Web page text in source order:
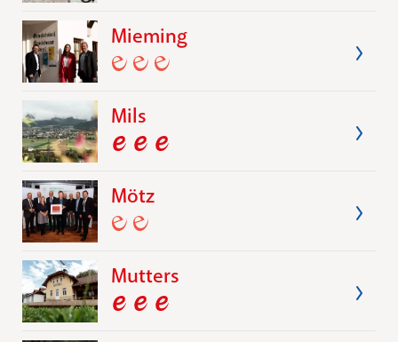
Mieming
Mils
Mötz
Mutters